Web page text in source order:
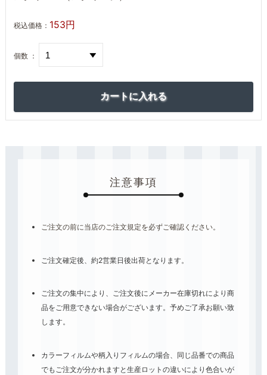
税込価格： 153円
個数 ：
注意事項
ご注文の前に当店のご注文規定を必ずご確認ください。
ご注文確定後、約2営業日後出荷となります。
ご注文の集中により、ご注文後にメーカー在庫切れにより商
品をご用意できない場合がございます。予めご了承お願い致
します。
カラーフィルムや柄入りフィルムの場合、同じ品番での商品
でもご注文が分かれますと生産ロットの違いにより色合いが